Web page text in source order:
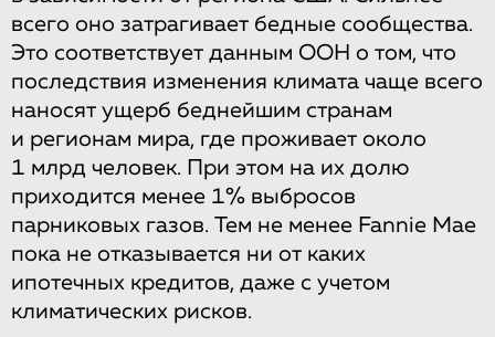
всего оно затрагивает бедные сообщества.
Это соответствует данным ООН о том, что
последствия изменения климата чаще всего
наносят ущерб беднейшим странам
и регионам мира, где проживает около
1 млрд человек. При этом на их долю
приходится менее 1% выбросов
парниковых газов. Тем не менее Fannie Mae
пока не отказывается ни от каких
ипотечных кредитов, даже с учетом
климатических рисков.